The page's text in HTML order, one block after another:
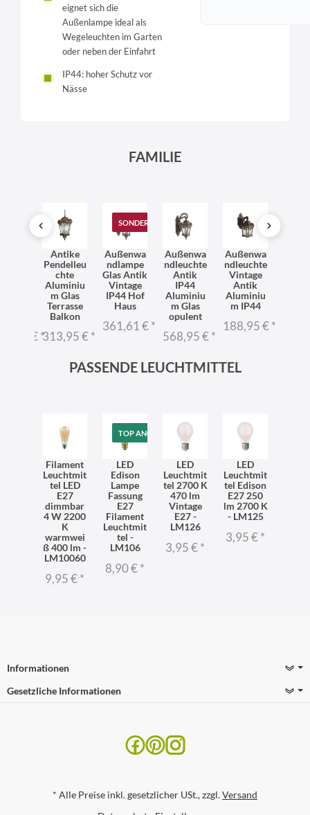
eignet sich die
Außenlampe ideal als
Wegeleuchten im Garten
oder neben der Einfahrt
IP44: hoher Schutz vor
Nässe
FAMILIE
€*
Antike
Pendelleu
chte
Aluminiu
m Glas
Terrasse
Balkon
313,95 €*
SONDERANGEBOT
Außenwa
ndlampe
Glas Antik
Vintage
IP44 Hof
Haus
361,61 €*
Außenwa
ndleuchte
Antik
IP44
Aluminiu
m Glas
opulent
568,95 €*
Außenwa
ndleuchte
Vintage
Antik
Aluminiu
m IP44
188,95 €*
PASSENDE LEUCHTMITTEL
Filament
Leuchtmit
tel LED
E27
dimmbar
4 W 2200
K
warmwei
ß 400 lm -
LM10060
9,95 €*
TOP ANGEBOT
LED
Edison
Lampe
Fassung
E27
Filament
Leuchtmit
tel -
LM106
8,90 €*
LED
Leuchtmit
tel 2700 K
470 lm
Vintage
E27 -
LM126
3,95 €*
LED
Leuchtmit
tel Edison
E27 250
lm 2700 K
- LM125
3,95 €*
Informationen
Gesetzliche Informationen
* Alle Preise inkl. gesetzlicher USt., zzgl.Versand